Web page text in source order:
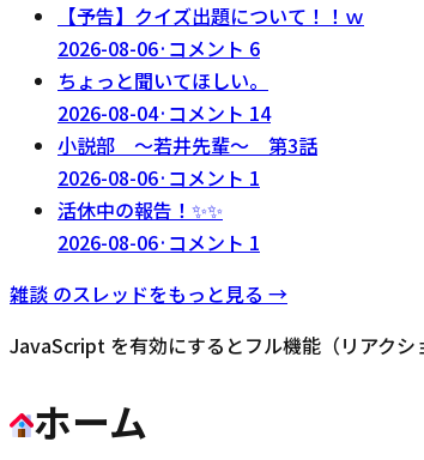
【予告】クイズ出題について！！ｗ
2026-08-06· コメント 6
ちょっと聞いてほしい。
2026-08-04· コメント 14
小説部 〜若井先輩〜 第3話
2026-08-06· コメント 1
活休中の報告！✨✨
2026-08-06· コメント 1
雑談 のスレッドをもっと見る →
JavaScript を有効にするとフル機能（リアクシ
ホーム